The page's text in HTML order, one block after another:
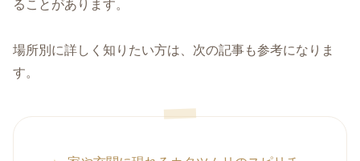
ることがあります。
場所別に詳しく知りたい方は、次の記事も参考になりま
す。